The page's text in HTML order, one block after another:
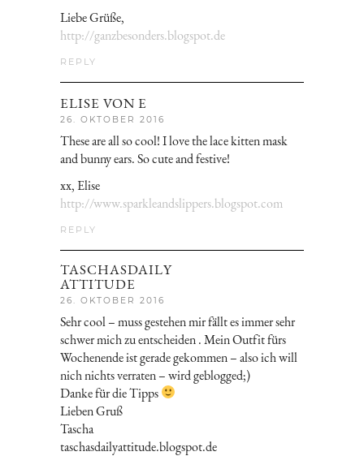
Liebe Grüße,
http://ganzbesonders.blogspot.de
REPLY
ELISE VON E
26. OKTOBER 2016
These are all so cool! I love the lace kitten mask
and bunny ears. So cute and festive!
xx, Elise
http://www.sparkleandslippers.blogspot.com
REPLY
TASCHASDAILY
ATTITUDE
26. OKTOBER 2016
Sehr cool – muss gestehen mir fällt es immer sehr
schwer mich zu entscheiden . Mein Outfit fürs
Wochenende ist gerade gekommen – also ich will
nich nichts verraten – wird geblogged;)
Danke für die Tipps
Lieben Gruß
Tascha
taschasdailyattitude.blogspot.de